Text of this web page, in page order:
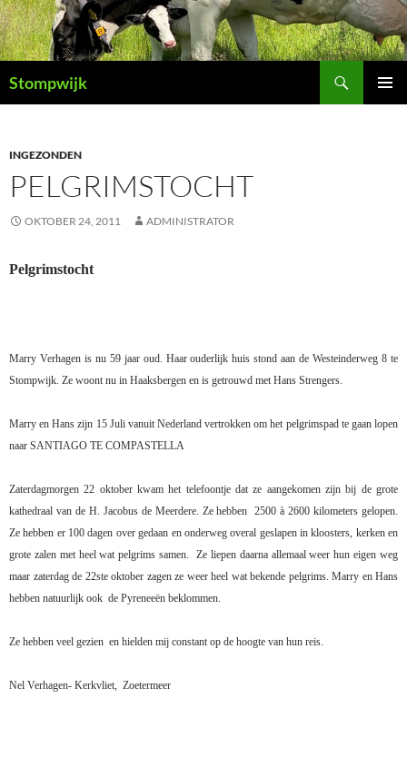
Ga
naar
de
inhoud
Stompwijk
INGEZONDEN
PELGRIMSTOCHT
OKTOBER 24, 2011 ADMINISTRATOR
Pelgrimstocht
Marry Verhagen is nu 59 jaar oud. Haar ouderlijk huis stond aan de Westeinderweg 8 te
Stompwijk. Ze woont nu in Haaksbergen en is getrouwd met Hans Strengers.
Marry en Hans zijn 15 Juli vanuit Nederland vertrokken om het pelgrimspad te gaan lopen
naar SANTIAGO TE COMPASTELLA
Zaterdagmorgen 22 oktober kwam het telefoontje dat ze aangekomen zijn bij de grote
kathedraal van de H. Jacobus de Meerdere. Ze hebben 2500 à 2600 kilometers gelopen.
Ze hebben er 100 dagen over gedaan en onderweg overal geslapen in kloosters, kerken en
grote zalen met heel wat pelgrims samen.
Ze liepen daarna allemaal weer hun eigen weg
maar zaterdag de 22ste oktober zagen ze weer heel wat bekende pelgrims. Marry en Hans
hebben natuurlijk ook de Pyreneeën beklommen.
Ze hebben veel gezien en hielden mij constant op de hoogte van hun reis.
Nel Verhagen- Kerkvliet, Zoetermeer